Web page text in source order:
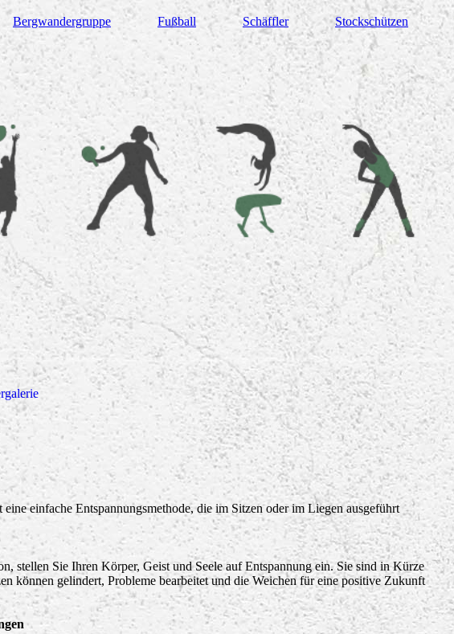
Bergwandergruppe Fußball Schäffler Stockschützen
einfache Entspannungsmethode, die im Sitzen oder im Liegen ausgeführt
stellen Sie Ihren Körper, Geist und Seele auf Entspannung ein. Sie sind in Kürze
können gelindert, Probleme bearbeitet und die Weichen für eine positive Zukunft